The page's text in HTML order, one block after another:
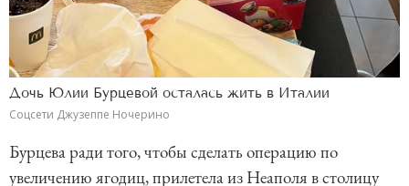
Дочь Юлии Бурцевой осталась жить в Италии
Соцсети Джузеппе Ночерино
Бурцева ради того, чтобы сделать операцию по
увеличению ягодиц, прилетела из Неаполя в столицу